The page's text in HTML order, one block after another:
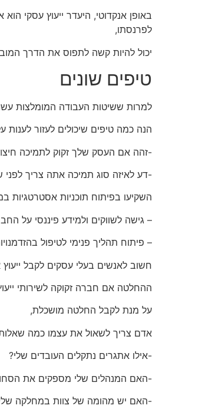
באופן אנקדוטי, היעדר ייעוץ עסקי
לפרנסתו,
יכול להיות קשה לתפוס את הדרך
טיפים שונים
למרות ששיטות העבודה המומלצות
הנה כמה טיפים שיכולים לעזור לענות
-זהה אם העסק שלך זקוק לתמיכה
-דע לאיזה סוג תמיכה אתה צריך
השקיעו בפיתוח תוכניות אסטרטגיות
– גישה לשווקים ולמידע פיננסי על
– פיתוח תהליך פנימי לטיפול
חשוב לאנשים בעלי עסקים לקבל
ההחלטה אם חברה זקוקה לשירותי
על מנת לקבל החלטה מושכלת,
אדם צריך לשאול את עצמו כמה שאלות
-אילו אתגרים נתקלים העובדים שלי?
-האם המנהלים שלי מספקים את
-האם יש מהומה של צוות במחלקה